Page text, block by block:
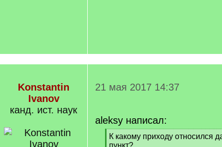
Konstantin
Ivanov
канд. ист. наук
21 мая 2017 14:37
aleksy написал:
[
q
К какому приходу относился
пункт?